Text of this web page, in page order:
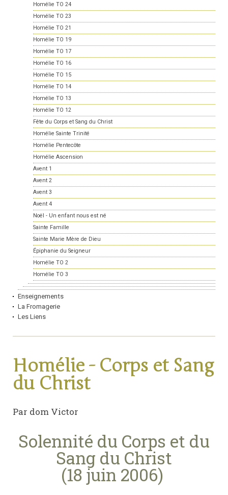
Homélie TO 24
Homélie TO 23
Homélie TO 21
Homélie TO 19
Homélie TO 17
Homélie TO 16
Homélie TO 15
Homélie TO 14
Homélie TO 13
Homélie TO 12
Fête du Corps et Sang du Christ
Homélie Sainte Trinité
Homélie Pentecôte
Homélie Ascension
Avent 1
Avent 2
Avent 3
Avent 4
Noël - Un enfant nous est né
Sainte Famille
Sainte Marie Mère de Dieu
Épiphanie du Seigneur
Homélie TO 2
Homélie TO 3
Enseignements
La Fromagerie
Les Liens
Homélie - Corps et Sang
du Christ
Par dom Victor
Solennité du Corps et du
Sang du Christ
(18 juin 2006)